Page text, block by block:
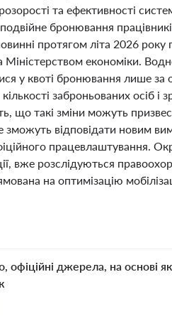
та ефективності
бронювання
протягом літа 2026 року
економіки.
у квоті бронювання лише
заброньованих осіб і
що такі зміни можуть
зможуть відповідати новим
працевлаштування.
вже розслідуються
на оптимізацію
офіційні джерела, на основі